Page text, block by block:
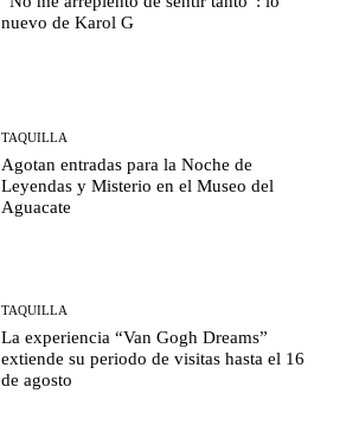
nuevo de Karol G
TAQUILLA
Agotan entradas para la Noche de
Leyendas y Misterio en el Museo del
Aguacate
TAQUILLA
La experiencia “Van Gogh Dreams”
extiende su periodo de visitas hasta el 16
de agosto